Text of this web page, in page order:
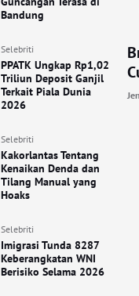
Bandung
Selebriti
PPATK Ungkap Rp1,02
Triliun Deposit Ganjil
Terkait Piala Dunia
2026
Selebriti
Kakorlantas Tentang
Kenaikan Denda dan
Tilang Manual yang
Hoaks
Selebriti
Imigrasi Tunda 8287
Keberangkatan WNI
Berisiko Selama 2026